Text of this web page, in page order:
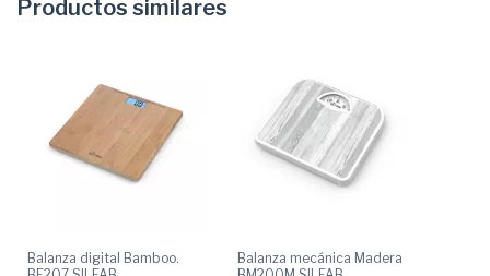
Productos similares
Balanza digital Bamboo.
Balanza mecánica Madera